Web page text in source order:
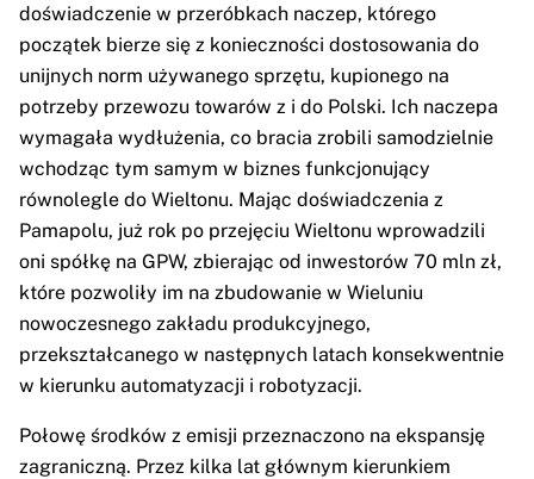
doświadczenie w przeróbkach naczep, którego
początek bierze się z konieczności dostosowania do
unijnych norm używanego sprzętu, kupionego na
potrzeby przewozu towarów z i do Polski. Ich naczepa
wymagała wydłużenia, co bracia zrobili samodzielnie
wchodząc tym samym w biznes funkcjonujący
równolegle do Wieltonu. Mając doświadczenia z
Pamapolu, już rok po przejęciu Wieltonu wprowadzili
oni spółkę na GPW, zbierając od inwestorów 70 mln zł,
które pozwoliły im na zbudowanie w Wieluniu
nowoczesnego zakładu produkcyjnego,
przekształcanego w następnych latach konsekwentnie
w kierunku automatyzacji i robotyzacji.
Połowę środków z emisji przeznaczono na ekspansję
zagraniczną. Przez kilka lat głównym kierunkiem